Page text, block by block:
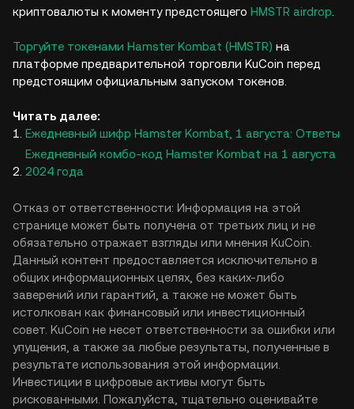
криптовалюты к моменту предстоящего HMSTR airdrop
Торгуйте токенами Hamster Kombat (HMSTR) на
платформе предварительной торговли KuCoin перед
предстоящим официальным запуском токенов.
Читать далее:
Ежедневный шифр Hamster Kombat, 1 августа: Ответы
Ежедневный комбо-код Hamster Kombat на 1 августа
2024 года
Отказ от ответственности: Информация на этой
странице может быть получена от третьих лиц и не
обязательно отражает взгляды или мнения KuCoin.
Данный контент предоставляется исключительно в
общих информационных целях, без каких-либо
заверений или гарантий, а также не может быть
истолкован как финансовый или инвестиционный
совет. KuCoin не несет ответственности за ошибки или
упущения, а также за любые результаты, полученные в
результате использования этой информации.
Инвестиции в цифровые активы могут быть
рискованными. Пожалуйста, тщательно оценивайте